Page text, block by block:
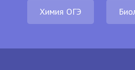
Химия ОГЭ